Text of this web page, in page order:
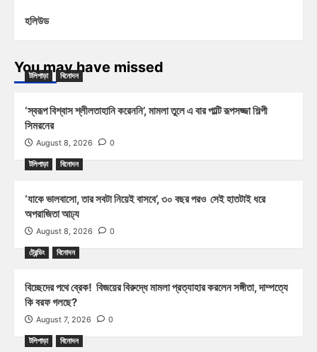
হলিউড
You may have missed
টলিপাড়া বিনোদন
‘স্বরূপ বিশ্বাস শ্লীলতাহানি করেননি’, মামলা তুলে এ বার পাল্টি রূপসজ্জা শিল্পী
সিমরনের
August 8, 2026 0
টলিপাড়া বিনোদন
‘যাকে ভালবাসো, তার সবটা নিয়েই বাসবে’, ৩০ বছর পরও সেই হাতটাই ধরে
অপরাজিতা আঢ্য
August 8, 2026 0
ট্রেন্ডিং বিনোদন
বিচ্ছেদের পথে ব্রেক! বিজয়ের বিরুদ্ধে মামলা প্রত্যাহার করলেন সঙ্গীতা, দাম্পত্যে
কি বরফ গলছে?
August 7, 2026 0
টলিপাড়া বিনোদন